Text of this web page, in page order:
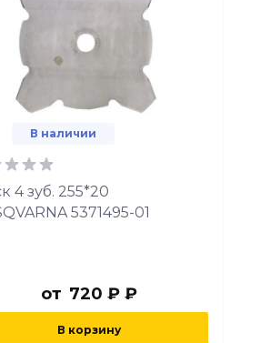
В наличии
4 зуб. 255*20
5371495-01
от 720 ₽ ₽
В корзину